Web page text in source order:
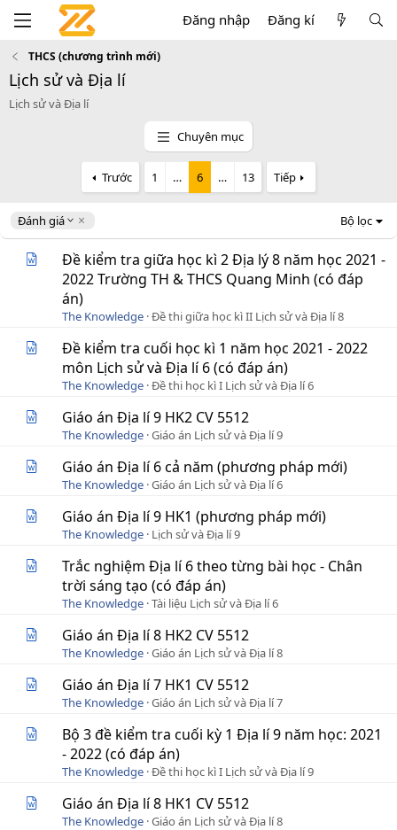
Đăng nhập Đăng kí
THCS (chương trình mới)
Lịch sử và Địa lí
Lịch sử và Địa lí
Chuyên mục
Trước 1 … 6 … 13 Tiếp
Đánh giá
D
e
Bộ lọc
Đề kiểm tra giữa học kì 2 Địa lý 8 năm học 2021 -
2022 Trường TH & THCS Quang Minh (có đáp
án)
The Knowledge Đề thi giữa học kì II Lịch sử và Địa lí 8
Đề kiểm tra cuối học kì 1 năm học 2021 - 2022
môn Lịch sử và Địa lí 6 (có đáp án)
The Knowledge Đề thi học kì I Lịch sử và Địa lí 6
Giáo án Địa lí 9 HK2 CV 5512
The Knowledge Giáo án Lịch sử và Địa lí 9
Giáo án Địa lí 6 cả năm (phương pháp mới)
The Knowledge Giáo án Lịch sử và Địa lí 6
Giáo án Địa lí 9 HK1 (phương pháp mới)
The Knowledge Lịch sử và Địa lí 9
Trắc nghiệm Địa lí 6 theo từng bài học - Chân
trời sáng tạo (có đáp án)
The Knowledge Tài liệu Lịch sử và Địa lí 6
Giáo án Địa lí 8 HK2 CV 5512
The Knowledge Giáo án Lịch sử và Địa lí 8
Giáo án Địa lí 7 HK1 CV 5512
The Knowledge Giáo án Lịch sử và Địa lí 7
Bộ 3 đề kiểm tra cuối kỳ 1 Địa lí 9 năm học: 2021
- 2022 (có đáp án)
The Knowledge Đề thi học kì I Lịch sử và Địa lí 9
Giáo án Địa lí 8 HK1 CV 5512
The Knowledge Giáo án Lịch sử và Địa lí 8